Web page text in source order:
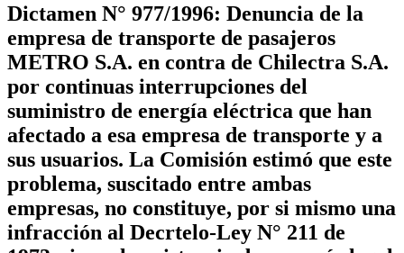
Dictamen N° 977/1996: Denuncia de la
empresa de transporte de pasajeros
METRO S.A. en contra de Chilectra S.A.
por continuas interrupciones del
suministro de energía eléctrica que han
afectado a esa empresa de transporte y a
sus usuarios. La Comisión estimó que este
problema, suscitado entre ambas
empresas, no constituye, por si mismo una
infracción al Decrtelo-Ley N° 211 de